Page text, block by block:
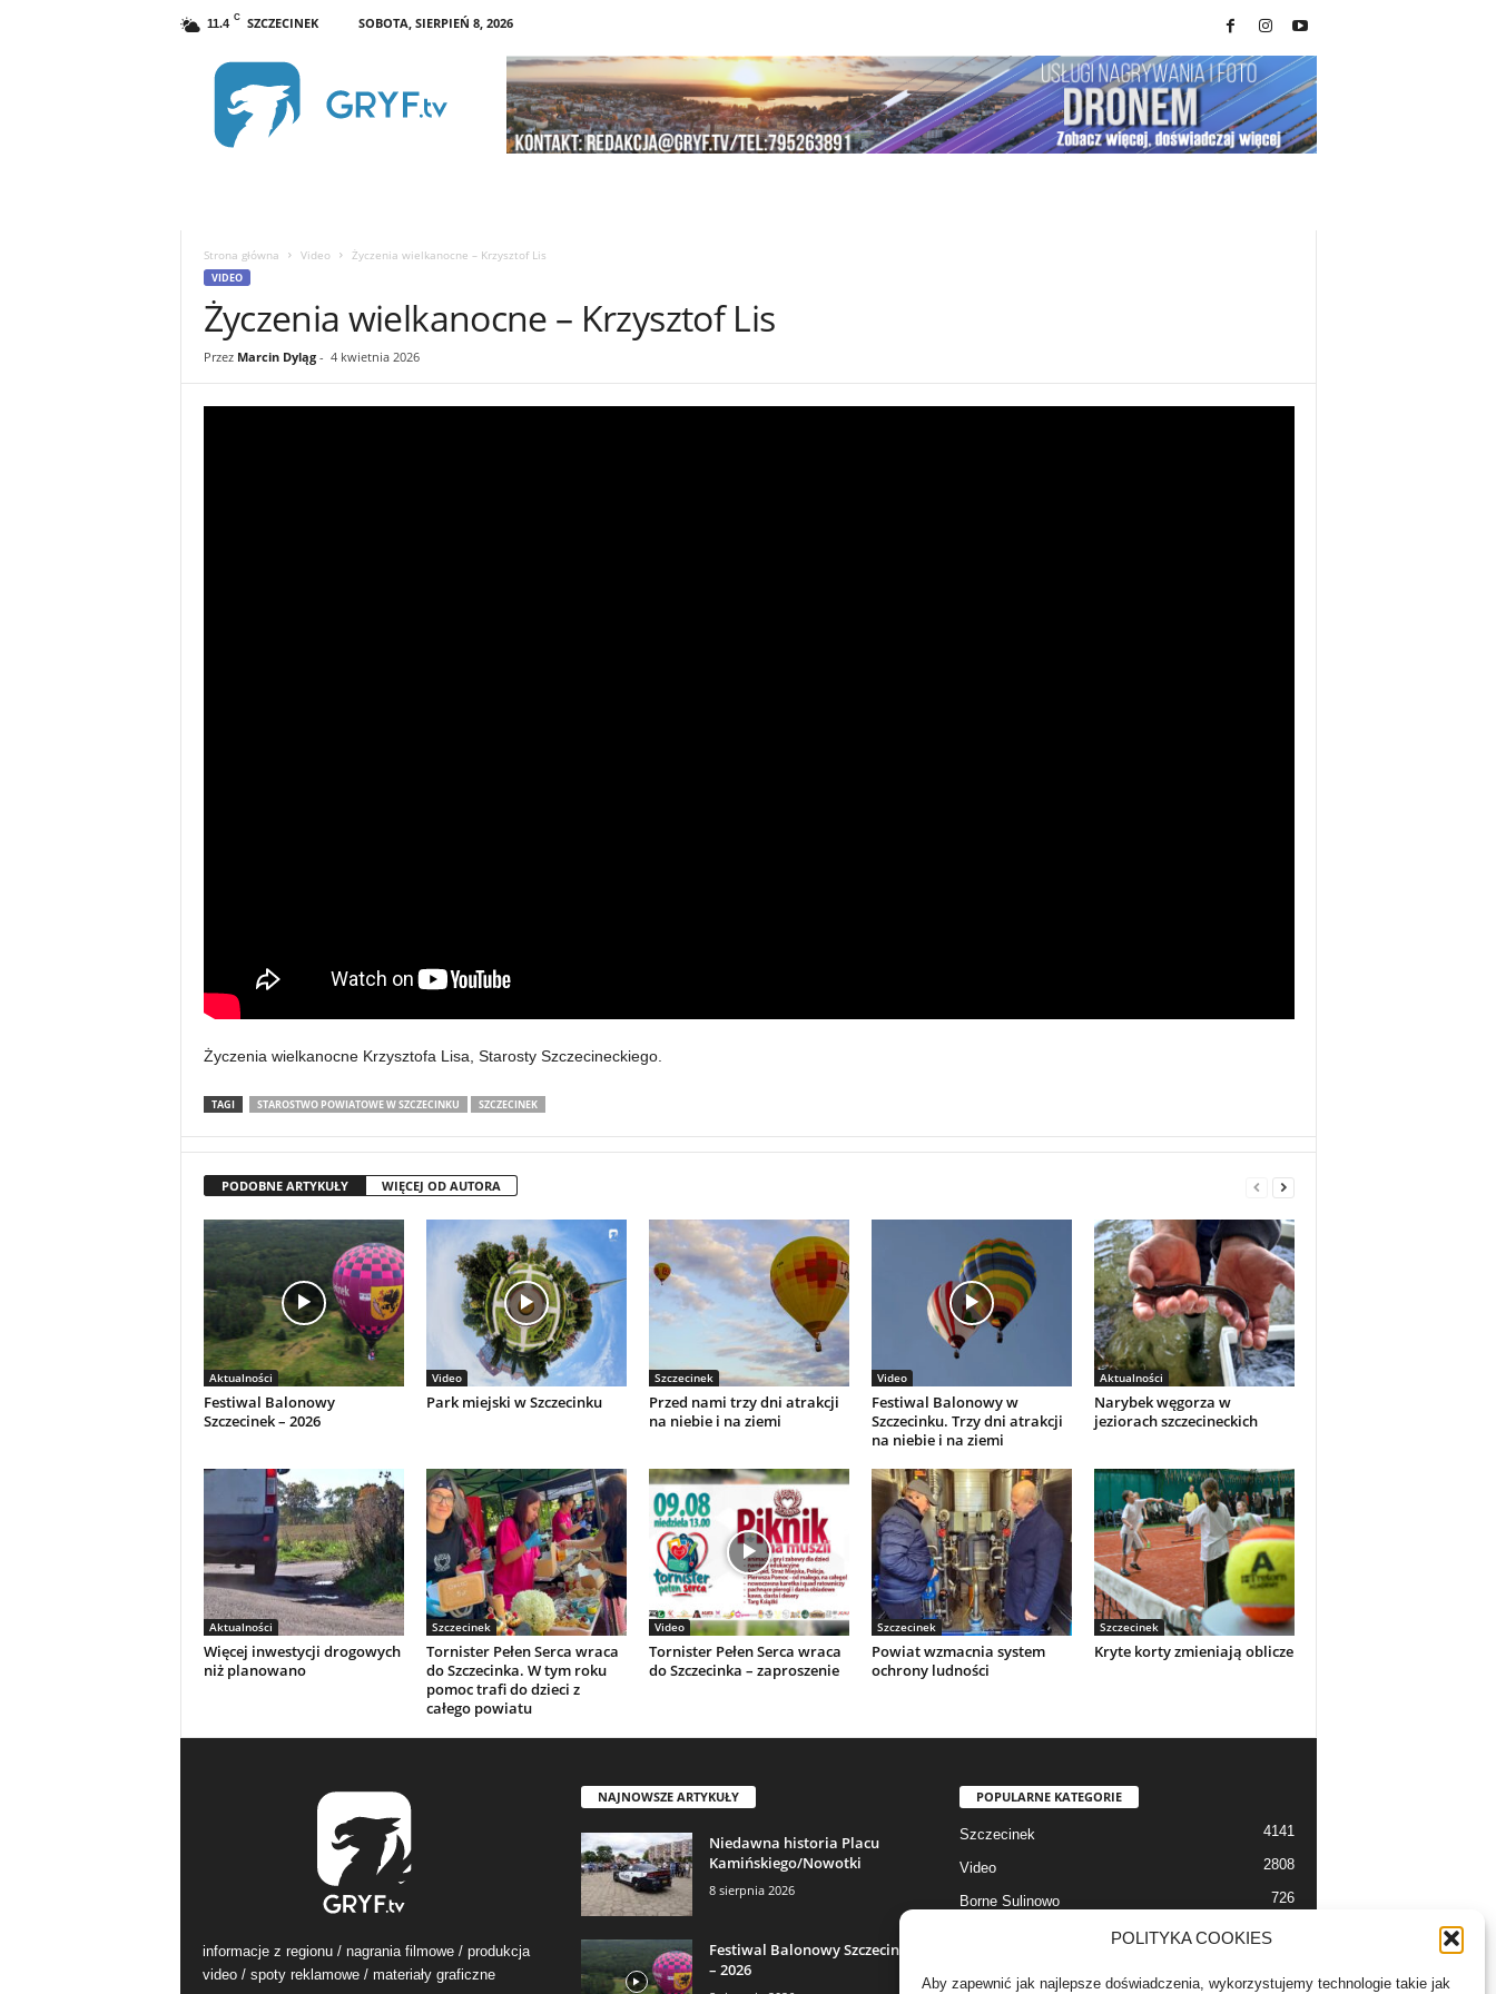
POLITYKA COOKIES
Aby zapewnić jak najlepsze doświadczenia, wykorzystujemy technologie takie jak
11.4 C SZCZECINEK
SOBOTA, SIERPIEŃ 8, 2026
n
Strona główna Video Życzenia wielkanocne – Krzysztof Lis
VIDEO
Życzenia wielkanocne – Krzysztof Lis
Przez Marcin Dyląg- 4 kwietnia 2026
Życzenia wielkanocne Krzysztofa Lisa, Starosty Szczecineckiego.
TAGI STAROSTWO POWIATOWE W SZCZECINKU SZCZECINEK
PODOBNE ARTYKUŁY WIĘCEJ OD AUTORA
Aktualności
Festiwal Balonowy
Szczecinek – 2026
Video
Park miejski w Szczecinku
Szczecinek
Przed nami trzy dni atrakcji
na niebie i na ziemi
Video
Festiwal Balonowy w
Szczecinku. Trzy dni atrakcji
na niebie i na ziemi
Aktualności
Narybek węgorza w
jeziorach szczecineckich
Aktualności
Więcej inwestycji drogowych
niż planowano
Szczecinek
Tornister Pełen Serca wraca
do Szczecinka. W tym roku
pomoc trafi do dzieci z
całego powiatu
Video
Tornister Pełen Serca wraca
do Szczecinka – zaproszenie
Szczecinek
Powiat wzmacnia system
ochrony ludności
Szczecinek
Kryte korty zmieniają oblicze
informacje z regionu / nagrania filmowe / produkcja
video / spoty reklamowe / materiały graficzne
NAJNOWSZE ARTYKUŁY
Niedawna historia Placu
Kamińskiego/Nowotki
8 sierpnia 2026
Festiwal Balonowy Szczecinek
– 2026
POPULARNE KATEGORIE
Szczecinek 4141
Video 2808
Borne Sulinowo 726
712